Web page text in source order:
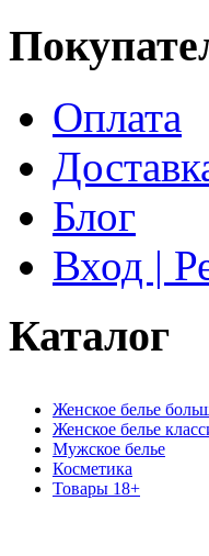
Оплата
Блог
Вход |
Каталог
Женское белье
Женское белье
Мужское белье
Косметика
Товары 18+